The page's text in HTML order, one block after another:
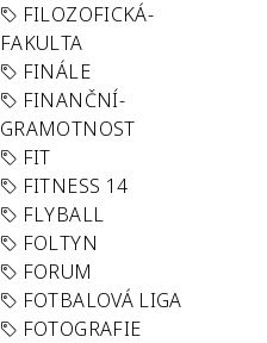
FILOZOFICKÁ-
FAKULTA
FINÁLE
FINANČNÍ-
GRAMOTNOST
FIT
FITNESS 14
FLYBALL
FOLTYN
FORUM
FOTBALOVÁ LIGA
FOTOGRAFIE